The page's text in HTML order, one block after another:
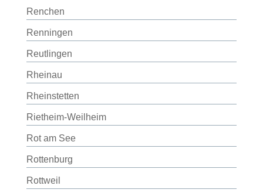
Renchen
Renningen
Reutlingen
Rheinau
Rheinstetten
Rietheim-Weilheim
Rot am See
Rottenburg
Rottweil